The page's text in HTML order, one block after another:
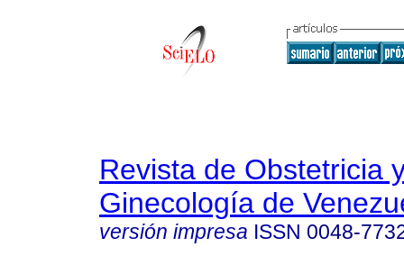
Revista de Obstetricia
Ginecología de
versión impresa ISSN 0048-